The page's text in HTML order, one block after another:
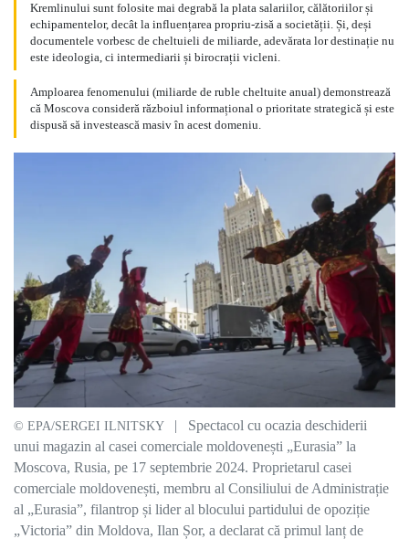
© EPA/SERGEI ILNITSKY
| Spectacol cu ocazia deschiderii
unui magazin al casei comerciale moldovenești „Eurasia” la
Moscova, Rusia, pe 17 septembrie 2024. Proprietarul casei
comerciale moldovenești, membru al Consiliului de Administrație
al „Eurasia”, filantrop și lider al blocului partidului de opoziție
„Victoria” din Moldova, Ilan Șor, a declarat că primul lanț de
Kremlinului sunt folosite mai degrabă la plata salariilor, călătoriilor și
echipamentelor, decât la influențarea propriu-zisă a societății. Și, deși
documentele vorbesc de cheltuieli de miliarde, adevărata lor destinație nu
este ideologia, ci intermediarii și birocrații vicleni.
Amploarea fenomenului (miliarde de ruble cheltuite anual) demonstrează
că Moscova consideră războiul informațional o prioritate strategică și este
dispusă să investească masiv în acest domeniu.